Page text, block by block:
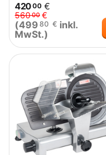
42000 €
56000 €
(499 80 € inkl.
MwSt.)